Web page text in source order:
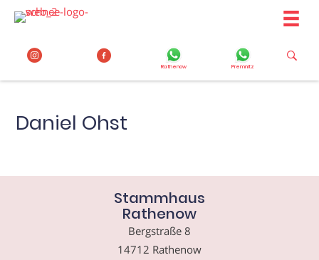
Zum
Inhalt
springen
Rathenow Premnitz
Daniel Ohst
Stammhaus
Rathenow
Bergstraße 8
14712 Rathenow